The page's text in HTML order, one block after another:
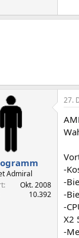
Admiral
Okt. 2008
10.392
27.
-
-
-
-
X2
-